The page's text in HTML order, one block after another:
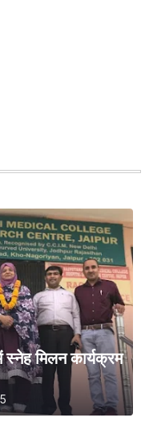
मिलन कार्यक्रम